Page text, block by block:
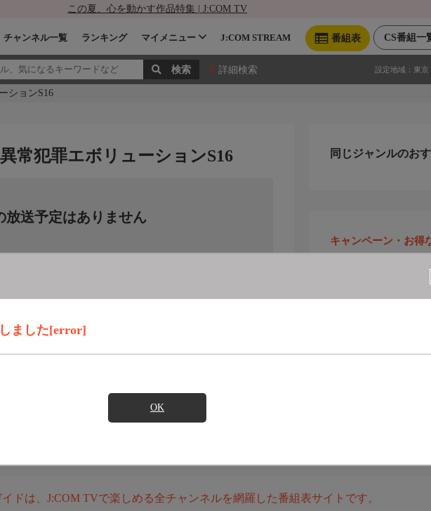
この夏、心を動かす作品特集 | J:COM TV
CS番組一
番組表
チャンネル一覧 ランキング マイメニュー J:COM STREAM
詳細検索 設定地域： 東京
ションS16
ました[error]
OK
常犯罪エボリューションS16
放送予定はありません
同じジャンルのお
キャンペーン・お得
ドは、J:COM TVで楽しめる全チャンネルを網羅した番組表サイトです。